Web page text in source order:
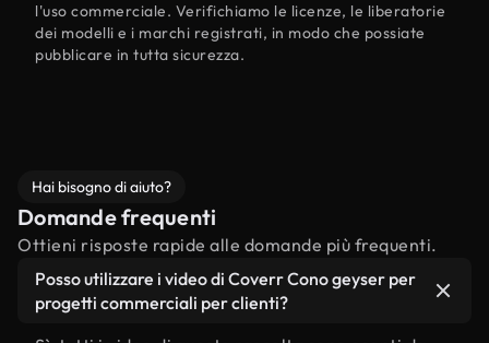
l'uso commerciale. Verifichiamo le licenze, le liberatorie
dei modelli e i marchi registrati, in modo che possiate
pubblicare in tutta sicurezza.
Hai bisogno di aiuto?
Domande frequenti
Ottieni risposte rapide alle domande più frequenti.
Posso utilizzare i video di Coverr Cono geyser per
progetti commerciali per clienti?